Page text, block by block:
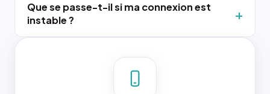
Que se passe-t-il si ma connexion est
instable ?